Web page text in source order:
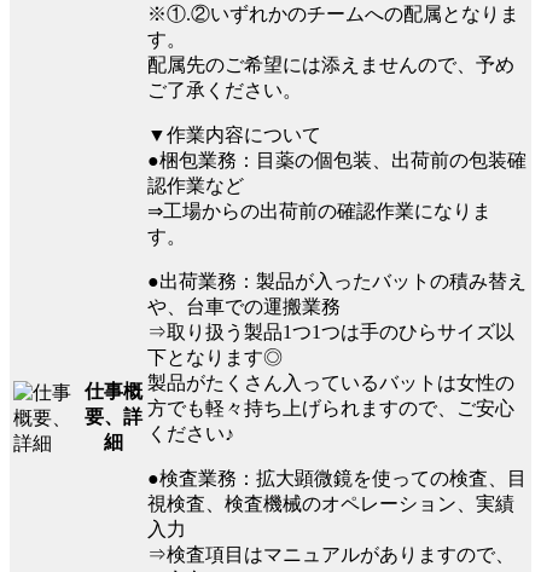
仕事概
要、詳
細
※①.②いずれかのチームへの配属となりま
す。
配属先のご希望には添えませんので、予め
ご了承ください。
▼作業内容について
●梱包業務：目薬の個包装、出荷前の包装確
認作業など
⇒工場からの出荷前の確認作業になりま
す。
●出荷業務：製品が入ったバットの積み替え
や、台車での運搬業務
⇒取り扱う製品1つ1つは手のひらサイズ以
下となります◎
製品がたくさん入っているバットは女性の
方でも軽々持ち上げられますので、ご安心
ください♪
●検査業務：拡大顕微鏡を使っての検査、目
視検査、検査機械のオペレーション、実績
入力
⇒検査項目はマニュアルがありますので、